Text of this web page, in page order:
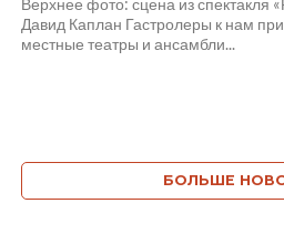
Верхнее фото: сцена из спектакля
Давид Каплан Гастролеры к нам
местные театры и ансамбли...
БОЛЬШЕ